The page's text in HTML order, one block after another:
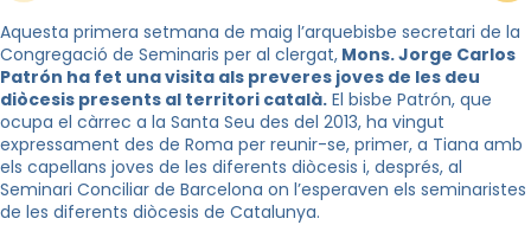
Aquesta primera setmana de maig l’arquebisbe secretari de la
Congregació de Seminaris per al clergat, Mons.Jorge Carlos
Patrón ha fet una visita als preveres joves de les deu
diòcesis presents al territori català. El bisbe Patrón, que
ocupa el càrrec a la Santa Seu des del 2013, ha vingut
expressament des de Roma per reunir-se, primer, a Tiana amb
els capellans joves de les diferents diòcesis i, després, al
Seminari Conciliar de Barcelona on l’esperaven els seminaristes
de les diferents diòcesis de Catalunya.